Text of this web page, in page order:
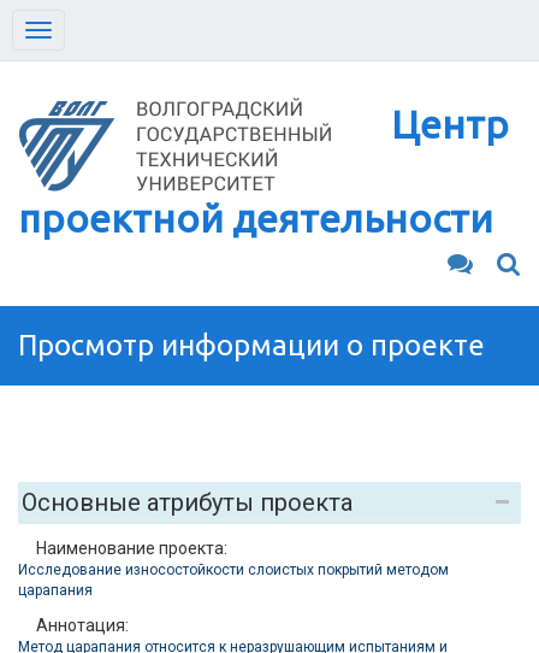
Toggle
Центр
проектной деятельности
Просмотр информации о проекте
Основные атрибуты проекта
Наименование проекта:
Исследование износостойкости слоистых покрытий методом
царапания
Аннотация:
Метод царапания относится к неразрушающим испытаниям и